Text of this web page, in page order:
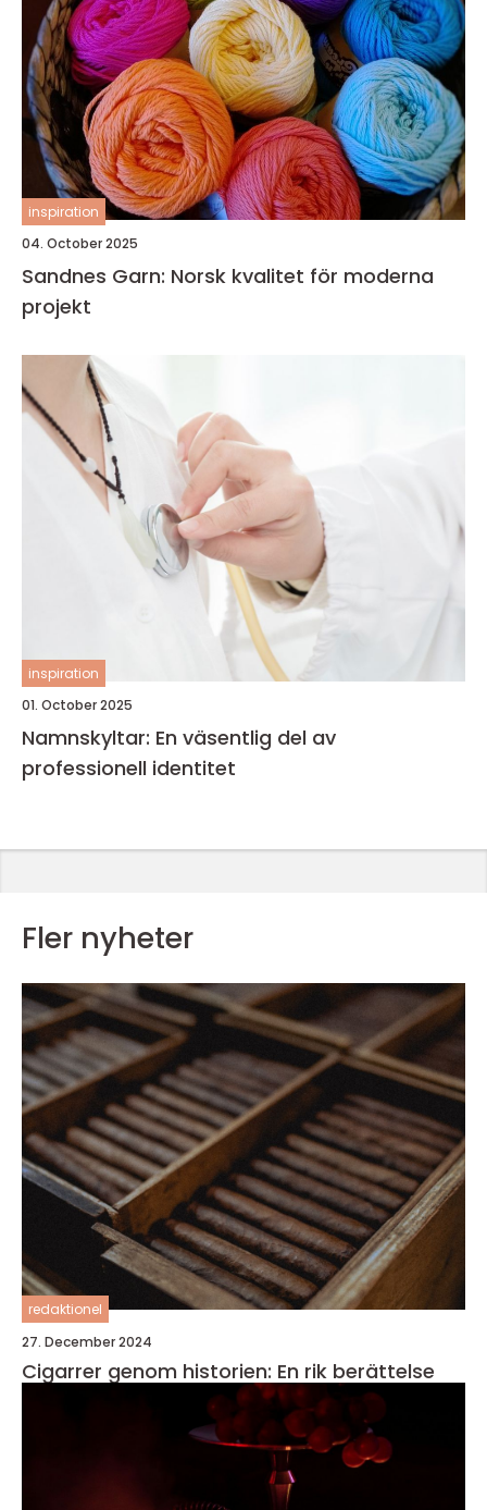
inspiration
04. October 2025
Sandnes Garn: Norsk kvalitet för moderna
projekt
inspiration
01. October 2025
Namnskyltar: En väsentlig del av
professionell identitet
Fler nyheter
redaktionel
27. December 2024
Cigarrer genom historien: En rik berättelse